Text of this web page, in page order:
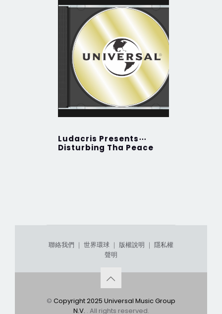
Ludacris Presents⋯
Disturbing Tha Peace
聯絡我們 ｜ 世界環球 ｜ 版權說明 ｜ 隱私權
聲明
© Copyright 2025 Universal Music Group
N.V. . All rights reserved.